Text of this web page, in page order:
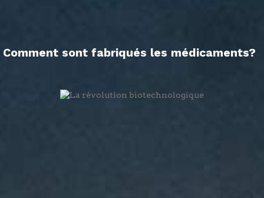
Comment sont fabriqués les médicaments?